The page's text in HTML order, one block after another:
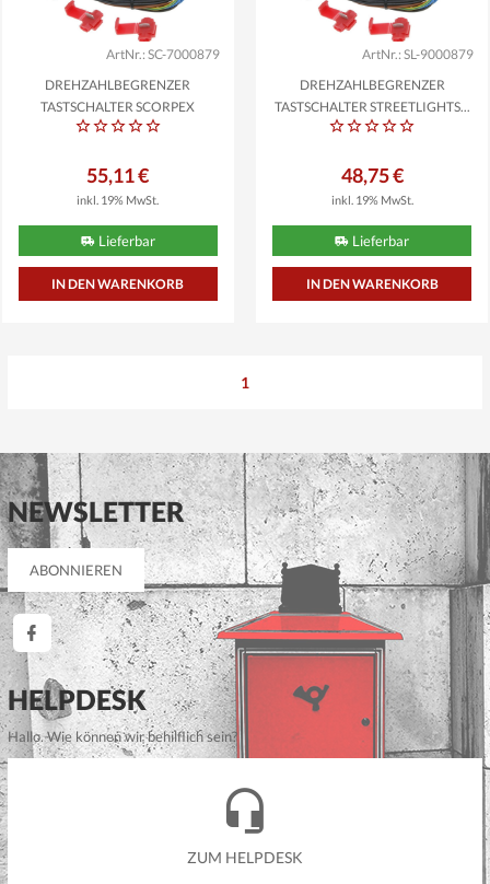
ArtNr.: SC-7000879
DREHZAHLBEGRENZER
TASTSCHALTER SCORPEX
KOMPATIBEL...
55,11 €
inkl. 19% MwSt.
Lieferbar
ArtNr.: SL-9000879
DREHZAHLBEGRENZER
TASTSCHALTER STREETLIGHTS...
48,75 €
inkl. 19% MwSt.
Lieferbar
1
NEWSLETTER
HELPDESK
Hallo. Wie können wir behilflich sein?
ZUM HELPDESK